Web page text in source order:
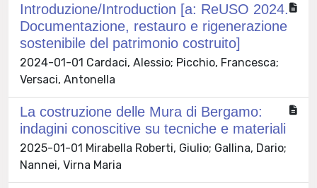
Introduzione/Introduction [a: ReUSO 2024.
Documentazione, restauro e rigenerazione
sostenibile del patrimonio costruito]
2024-01-01 Cardaci, Alessio; Picchio, Francesca;
Versaci, Antonella
La costruzione delle Mura di Bergamo:
indagini conoscitive su tecniche e materiali
2025-01-01 Mirabella Roberti, Giulio; Gallina, Dario;
Nannei, Virna Maria